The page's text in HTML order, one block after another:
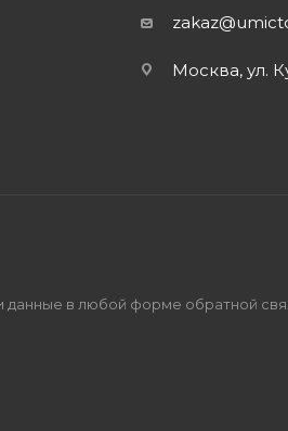
Москва, ул.
данные в любой форме обратной